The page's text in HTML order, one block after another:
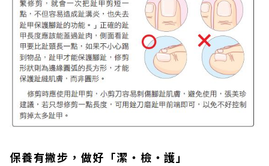
保養有撇步，做好「潔‧檢‧護」